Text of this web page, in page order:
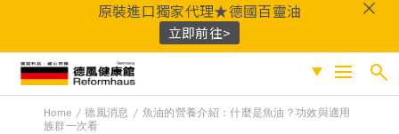
原裝進口獨家代理★德國百靈油
立即前往>
搜尋
Home 德風消息
魚油的營養介紹：什麼是魚油？功效與適用
族群一次看
促銷專區